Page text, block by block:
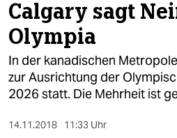
politik
öko
gesellschaft
Calgary sagt
Olympia
In der kanadischen
zur Ausrichtung der
2026 statt. Die Mehrheit ist
14.11.2018 11:33 Uhr